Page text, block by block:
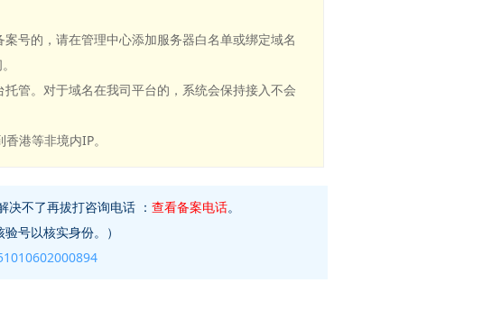
号的，请在管理中心添加服务器白名单或绑定域名
托管。对于域名在我司平台的，系统会保持接入不会
港等非境内IP。
决不了再拔打咨询电话 ： 查看备案电话。
号以核实身份。）